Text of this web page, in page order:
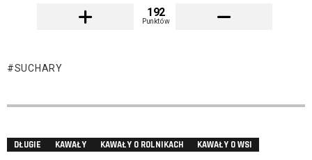
192
Punktów
SUCHARY
DŁUGIE KAWAŁY KAWAŁY O ROLNIKACH KAWAŁY O WSI